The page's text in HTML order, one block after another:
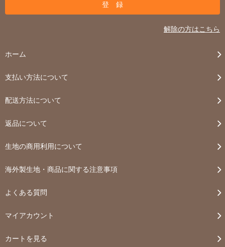
解除の方はこちら
ホーム
支払い方法について
配送方法について
返品について
生地の商用利用について
海外製生地・商品に関する注意事項
よくある質問
マイアカウント
カートを見る